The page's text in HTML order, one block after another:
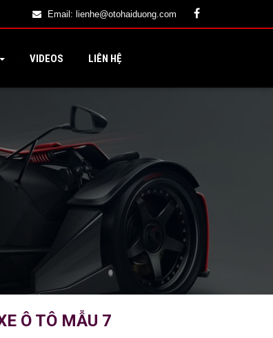
Email: lienhe@otohaiduong.com
VIDEOS LIÊN HỆ
Ô TÔ MẪU 7